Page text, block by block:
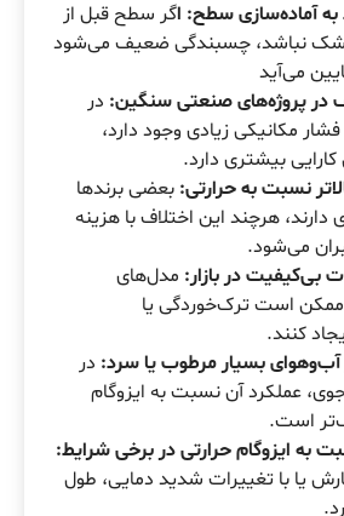
به آماده‌سازی سطح: اگر سطح قبل از
خشک نباشد، چسبندگی ضعیف می‌شود
می‌آید
در پروژه‌های صنعتی سنگین: در
مکانیکی زیادی وجود دارد،
بیشتری دارد.
نسبت به حرارتی: بعضی برندها
هرچند این اختلاف با هزینه
می‌شود.
بی‌کیفیت در بازار: مدل‌های
ممکن است ترک‌خوردگی یا
کنند.
بسیار مرطوب یا سرد: در
عملکرد آن نسبت به ایزوگام
است.
به ایزوگام حرارتی در برخی شرایط:
یا با تغییرات شدید دمایی، طول